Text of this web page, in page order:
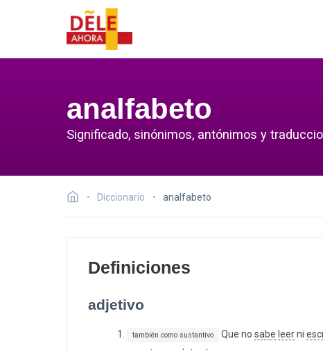
analfabeto
Significado, sinónimos, antónimos y
Diccionario analfabeto
Definiciones
adjetivo
también como sustantivo Que no sabe leerni